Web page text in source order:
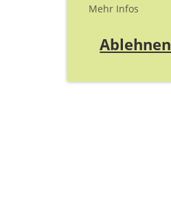
Mehr Infos
Ablehnen